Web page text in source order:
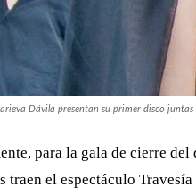
de Sonidos del Hatillo
sala de espectáculos
Las entradas
Para mayor información
WEIL PRISCA DÁVILA